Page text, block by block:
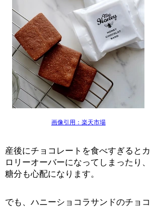
画像引用：楽天市場
産後にチョコレートを食べすぎるとカ
ロリーオーバーになってしまったり、
糖分も心配になります。
でも、ハニーショコラサンドのチョコ